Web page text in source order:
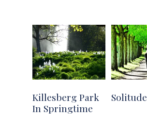
Killesberg Park
In Springtime
Solitude